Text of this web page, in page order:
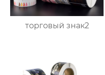
торговый знак2